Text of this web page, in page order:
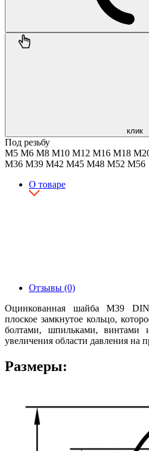
клик
Под резьбу
М5 М6 М8 М10 М12 М16 М18
М36 М39 М42 М45 М48 М52 М56
О товаре
Отзывы (0)
Оцинкованная шайба М39 DIN
плоское замкнутое кольцо,
болтами, шпильками, винтами
увеличения области давления на
Размеры: